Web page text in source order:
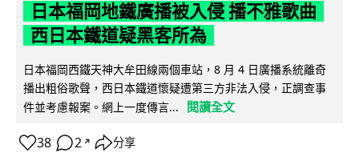
日本福岡地鐵廣播被入侵 播不雅歌曲
西日本鐵道疑黑客所為
日本福岡西鐵天神大牟田線兩個車站，8 月 4 日廣播系統離奇
播出粗俗歌聲，西日本鐵道懷疑遭第三方非法入侵，正調查事
件並考慮報案。網上一度傳言...
閱讀全文
38 2 ↗ 分享